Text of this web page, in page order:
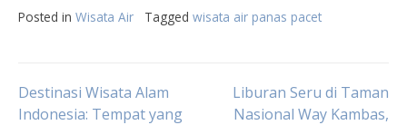
Posted in Wisata Air Tagged wisata air panas pacet
Post
Destinasi Wisata Alam
Indonesia: Tempat yang
Liburan Seru di Taman
Nasional Way Kambas,